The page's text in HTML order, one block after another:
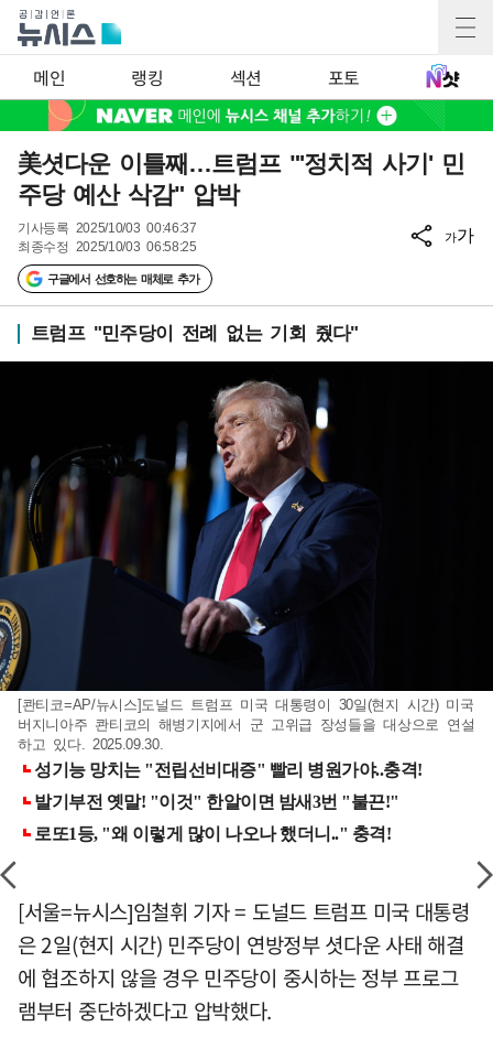
메인 랭킹 섹션 포토
美셧다운 이틀째…트럼프 "'정치적 사기' 민
주당 예산 삭감" 압박
기사등록 2025/10/03 00:46:37
최종수정 2025/10/03 06:58:25
구글에서 선호하는 매체로 추가
가가
트럼프 "민주당이 전례 없는 기회 줬다"
[콴티코=AP/뉴시스]도널드 트럼프 미국 대통령이 30일(현지 시간) 미국
버지니아주 콴티코의 해병기지에서 군 고위급 장성들을 대상으로 연설
하고 있다. 2025.09.30.
[서울=뉴시스]임철휘 기자 = 도널드 트럼프 미국 대통령
은 2일(현지 시간) 민주당이 연방정부 셧다운 사태 해결
에 협조하지 않을 경우 민주당이 중시하는 정부 프로그
램부터 중단하겠다고 압박했다.